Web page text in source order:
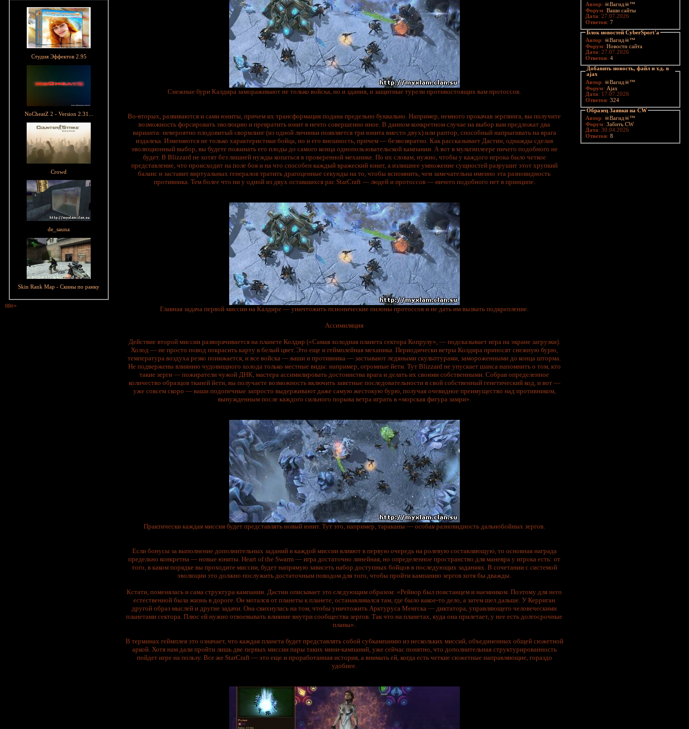
Студия Эффектов 2.95
NoCheatZ 2 - Version 2.31...
Crowd
de_sauna
Skin Rank Map - Скины по ранку
title=
Снежные бури Калдира замораживают не только войска, но и здания, и защитные турели противостоящих вам протоссов.
Во-вторых, развиваются и сами юниты, причем их трансформация подана предельно буквально. Например, немного прокачав зерглинга, вы получите
возможность форсировать эволюцию и превратить юнит в нечто совершенно иное. В данном конкретном случае на выбор вам предложат два
варианта: невероятно плодовитый свормлинг (из одной личинки появляется три юнита вместо двух) или раптор, способный напрыгивать на врага
издалека. Изменяются не только характеристики бойца, но и его внешность, причем — безвозвратно. Как рассказывает Дастин, однажды сделав
эволюционный выбор, вы будете пожинать его плоды до самого конца однопользовательской кампании. А вот в мультиплеере ничего подобного не
будет. В Blizzard не хотят без лишней нужды копаться в проверенной механике. По их словам, нужно, чтобы у каждого игрока было четкое
представление, что происходит на поле боя и на что способен каждый вражеский юнит, а излишнее умножение сущностей разрушит этот хрупкий
баланс и заставит виртуальных генералов тратить драгоценные секунды на то, чтобы вспомнить, чем замечательна именно эта разновидность
противника. Тем более что ни у одной из двух оставшихся рас StarCraft — людей и протоссов — ничего подобного нет в принципе.
Главная задача первой миссии на Калдире — уничтожить псионические пилоны протоссов и не дать им вызвать подкрепление.
Ассимиляция
Действие второй миссии разворачивается на планете Колдир («Самая холодная планета сектора Копрулу», — подсказывает игра на экране загрузки).
Холод — не просто повод покрасить карту в белый цвет. Это еще и геймплейная механика. Периодически ветры Колдира приносят снежную бурю,
температура воздуха резко понижается, и все войска — ваши и противника — застывают ледяными скульптурами, замороженными до конца шторма.
Не подвержены влиянию чудовищного холода только местные виды: например, огромные йети. Тут Blizzard не упускает шанса напомнить о том, кто
такие зерги — пожиратели чужой ДНК, мастера ассимилировать достоинства врага и делать их своими собственными. Собрав определенное
количество образцов тканей йети, вы получаете возможность включить заветные последовательности в свой собственный генетический код, и вот —
уже совсем скоро — ваши подопечные запросто выдерживают даже самую жестокую бурю, получая очевидное преимущество над противником,
вынужденным после каждого сильного порыва ветра играть в «морская фигура замри».
Практически каждая миссия будет представлять новый юнит. Тут это, например, тараканы — особая разновидность дальнобойных зергов.
Если бонусы за выполнение дополнительных заданий в каждой миссии влияют в первую очередь на ролевую составляющую, то основная награда
предельно конкретна — новые юниты. Heart of the Swarm — игра достаточно линейная, но определенное пространство для маневра у игрока есть: от
того, в каком порядке вы проходите миссии, будет напрямую зависеть набор доступных бойцов в последующих заданиях. В сочетании с системой
эволюции это должно послужить достаточным поводом для того, чтобы пройти кампанию зергов хотя бы дважды.
Кстати, поменялась и сама структура кампании. Дастин описывает это следующим образом: «Рейнор был повстанцем и наемником. Поэтому для него
естественной была жизнь в дороге. Он мотался от планеты к планете, останавливался там, где было какое-то дело, а затем шел дальше. У Керриган
другой образ мыслей и другие задачи. Она свихнулась на том, чтобы уничтожить Арктуруса Менгска — диктатора, управляющего человеческими
планетами сектора. Плюс ей нужно отвоевывать влияние внутри сообщества зергов. Так что на планетах, куда она прилетает, у нее есть долгосрочные
планы».
В терминах геймплея это означает, что каждая планета будет представлять собой субкампанию из нескольких миссий, объединенных общей сюжетной
аркой. Хотя нам дали пройти лишь две первых миссии пары таких мини-кампаний, уже сейчас понятно, что дополнительная структурированность
пойдет игре на пользу. Все же StarCraft — это еще и проработанная история, а внимать ей, когда есть четкие сюжетные направляющие, гораздо
удобнее.
Автор: ☠Вагид☠™
Форум: Ваши сайты
Дата: 27.07.2026
Ответов: 7
Блок новостей CyberSport'a
Автор: ☠Вагид☠™
Форум: Новости сайта
Дата: 27.07.2026
Ответов: 4
Добавить новость, файл и т.д. в
ajax
Автор: ☠Вагид☠™
Форум: Ajax
Дата: 17.07.2026
Ответов: 324
Образец Заявки на CW
Автор: ☠Вагид☠™
Форум: Забить CW
Дата: 30.04.2026
Ответов: 8